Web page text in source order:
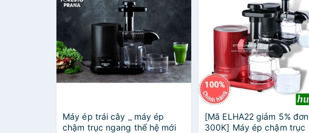
Máy ép trái cây _ máy ép
chậm trục ngang thế hệ mới
[Mã ELHA22 giảm 5% đơn
300K] Máy ép chậm trục